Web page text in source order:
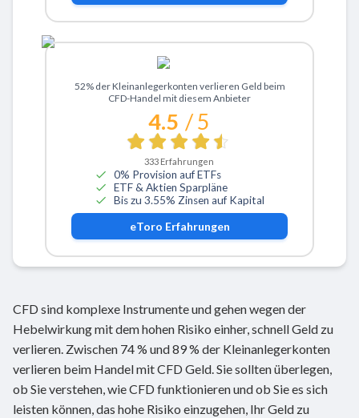
Zu eToro
52% der Kleinanlegerkonten verlieren Geld beim
CFD-Handel mit diesem Anbieter
4.5 / 5
333 Erfahrungen
0% Provision auf ETFs
ETF & Aktien Sparpläne
Bis zu 3.55% Zinsen auf Kapital
eToro Erfahrungen
CFD sind komplexe Instrumente und gehen wegen der
Hebelwirkung mit dem hohen Risiko einher, schnell Geld zu
verlieren. Zwischen 74 % und 89 % der Kleinanlegerkonten
verlieren beim Handel mit CFD Geld. Sie sollten überlegen,
ob Sie verstehen, wie CFD funktionieren und ob Sie es sich
leisten können, das hohe Risiko einzugehen, Ihr Geld zu